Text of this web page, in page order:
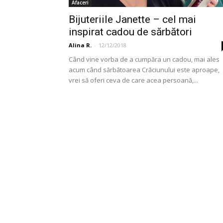
Afaceri
Bijuteriile Janette – cel mai
inspirat cadou de sărbători
Alina R. - 12/12/2018
Când vine vorba de a cumpăra un cadou, mai ales
acum când sărbătoarea Crăciunului este aproape,
vrei să oferi ceva de care acea persoană,...